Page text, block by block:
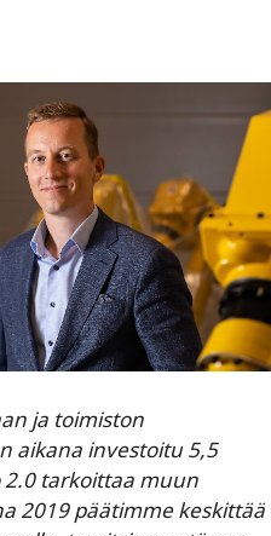
ja toimiston
aikana investoitu 5,5
2.0 tarkoittaa muun
2019 päätimme keskittää